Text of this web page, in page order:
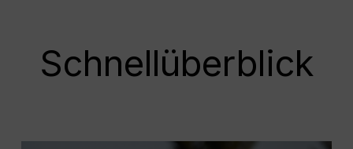
Schnellüberblick